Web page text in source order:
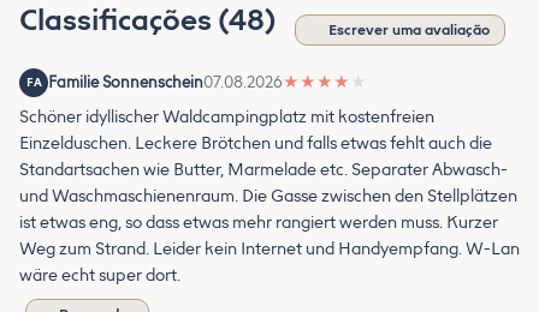
Classificações (48) Escrever uma avaliação
FA Familie Sonnenschein07.08.2026★ ★ ★ ★ ★
Schöner idyllischer Waldcampingplatz mit kostenfreien
Einzelduschen. Leckere Brötchen und falls etwas fehlt auch die
Standartsachen wie Butter, Marmelade etc. Separater Abwasch-
und Waschmaschienenraum. Die Gasse zwischen den Stellplätzen
ist etwas eng, so dass etwas mehr rangiert werden muss. Kurzer
Weg zum Strand. Leider kein Internet und Handyempfang. W-Lan
wäre echt super dort.